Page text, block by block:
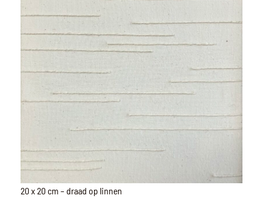
20 x 20 cm – draad op linnen